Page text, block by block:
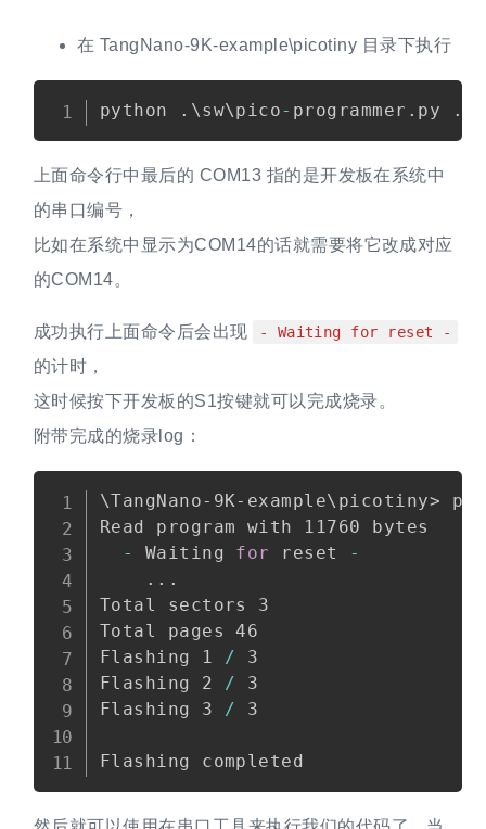
在 TangNano-9K-example\picotiny 目录下执行
python . \sw\pico- programmer . py .
Copy
上面命令行中最后的 COM13 指的是开发板在系统中
的串口编号，
比如在系统中显示为COM14的话就需要将它改成对应
的COM14。
成功执行上面命令后会出现 - Waiting for reset -
的计时，
这时候按下开发板的S1按键就可以完成烧录。
附带完成的烧录log：
\TangNano-9K-example\picotiny>
Read program with 11760 bytes
-
Waiting for reset -
. . .
Total sectors 3
Total pages 46
Flashing 1 / 3
Flashing 2 / 3
Flashing 3 / 3
Copy